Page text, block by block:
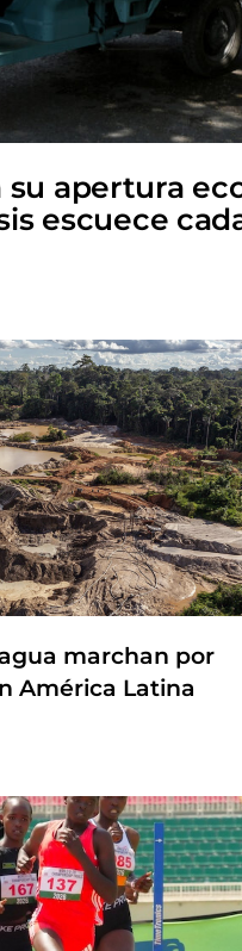
su apertura
escuece
marchan por
América Latina